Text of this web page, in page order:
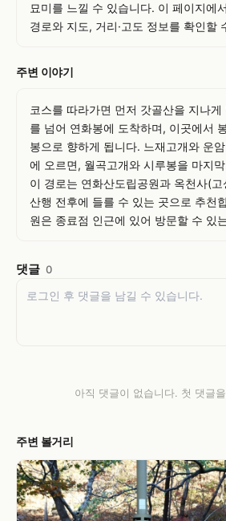
묘미를 느낄 수 있습니다. 이 페이지에
경로와 지도, 거리·고도 정보를 확인할
주변 이야기
코스를 따라가면 먼저 갓골산을 지나
를 넘어 연화봉에 도착하며, 이곳에서
봉으로 향하게 됩니다. 느재고개와 운
에 오르면, 월곡고개와 시루봉을 마지
이 경로는 연화산도립공원과 옥천사(
산행 전후에 들를 수 있는 곳으로 추천
원은 종료점 인근에 있어 방문할 수 있
댓글 0
아직 댓글이 없습니다. 첫 댓글
주변 볼거리